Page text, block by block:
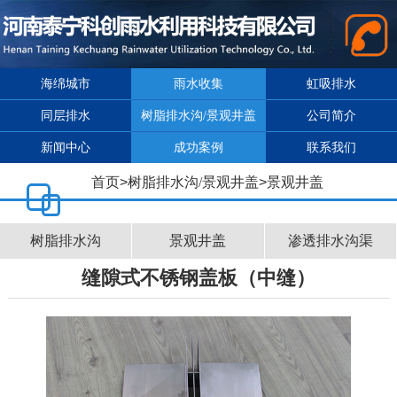
海绵城市 雨水收集 虹吸排水
同层排水 树脂排水沟/景观井盖 公司简介
新闻中心 成功案例 联系我们
首页>树脂排水沟/景观井盖>景观井盖
树脂排水沟 景观井盖 渗透排水沟渠
缝隙式不锈钢盖板（中缝）